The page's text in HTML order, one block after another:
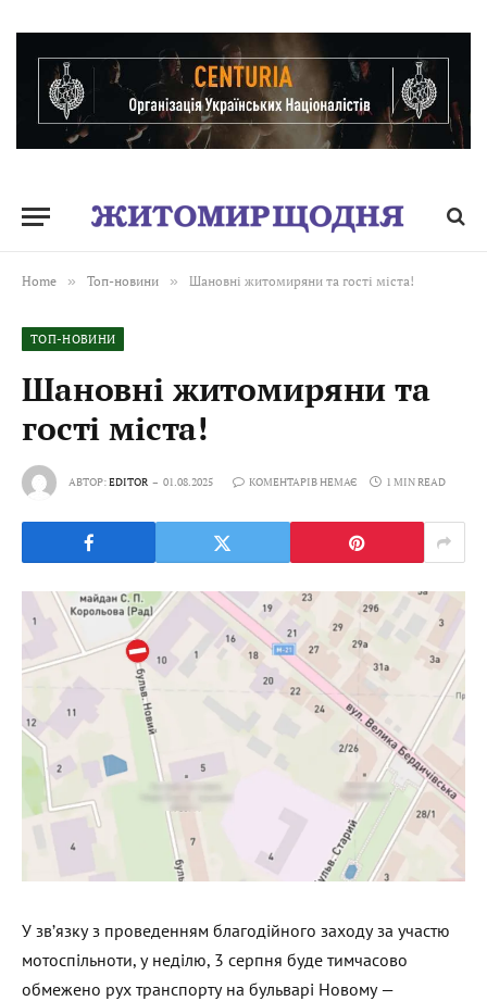
Home » Топ-новини » Шановні житомиряни та гості міста!
ТОП-НОВИНИ
Шановні житомиряни та
гості міста!
АВТОР:EDITOR 01.08.2025 КОМЕНТАРІВ НЕМАЄ 1 MIN READ
У зв’язку з проведенням благодійного заходу за участю
мотоспільноти, у неділю, 3 серпня буде тимчасово
обмежено рух транспорту на бульварі Новому —